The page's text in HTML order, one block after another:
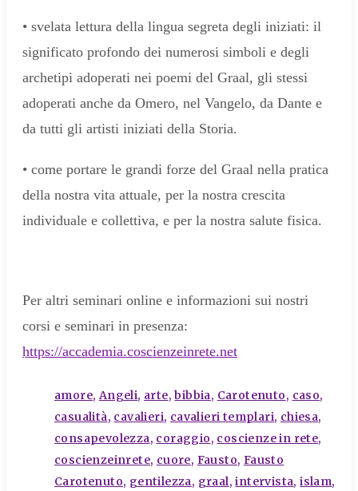
• svelata lettura della lingua segreta degli iniziati: il
significato profondo dei numerosi simboli e degli
archetipi adoperati nei poemi del Graal, gli stessi
adoperati anche da Omero, nel Vangelo, da Dante e
da tutti gli artisti iniziati della Storia.
• come portare le grandi forze del Graal nella pratica
della nostra vita attuale, per la nostra crescita
individuale e collettiva, e per la nostra salute fisica.
Per altri seminari online e informazioni sui nostri
corsi e seminari in presenza:
https://accademia.coscienzeinrete.net
tags
amore, Angeli, arte,bibbia, Carotenuto, caso,
casualità, cavalieri, cavalieri templari, chiesa,
consapevolezza, coraggio, coscienze in rete,
coscienzeinrete, cuore, Fausto, Fausto
Carotenuto, gentilezza, graal,intervista,islam,